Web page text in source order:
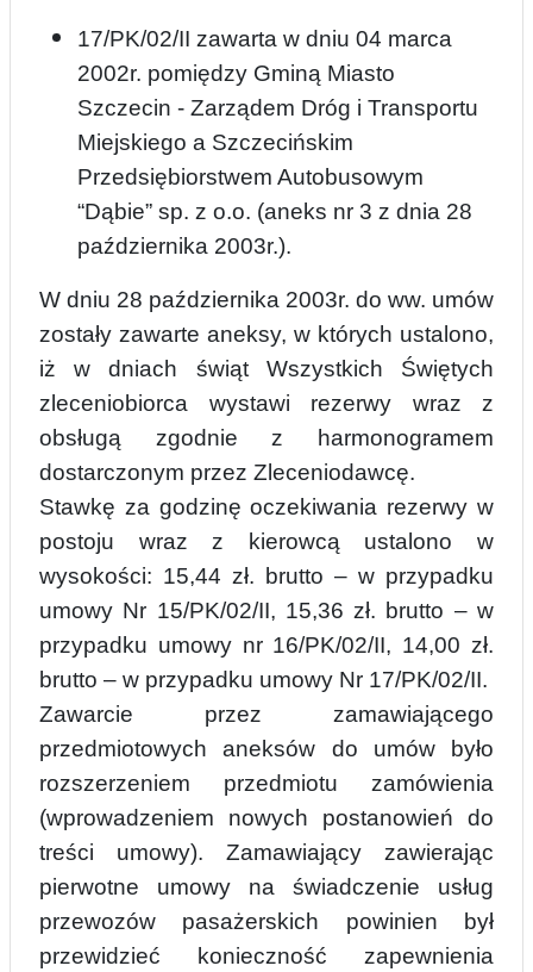
17/PK/02/II zawarta w dniu 04 marca
2002r. pomiędzy Gminą Miasto
Szczecin - Zarządem Dróg i Transportu
Miejskiego a Szczecińskim
Przedsiębiorstwem Autobusowym
“Dąbie” sp. z o.o. (aneks nr 3 z dnia 28
października 2003r.).
W dniu 28 października 2003r. do ww. umów
zostały zawarte aneksy, w których ustalono,
iż w dniach świąt Wszystkich Świętych
zleceniobiorca wystawi rezerwy wraz z
obsługą zgodnie z harmonogramem
dostarczonym przez Zleceniodawcę.
Stawkę za godzinę oczekiwania rezerwy w
postoju wraz z kierowcą ustalono w
wysokości: 15,44 zł. brutto – w przypadku
umowy Nr 15/PK/02/II, 15,36 zł. brutto – w
przypadku umowy nr 16/PK/02/II, 14,00 zł.
brutto – w przypadku umowy Nr 17/PK/02/II.
Zawarcie przez zamawiającego
przedmiotowych aneksów do umów było
rozszerzeniem przedmiotu zamówienia
(wprowadzeniem nowych postanowień do
treści umowy). Zamawiający zawierając
pierwotne umowy na świadczenie usług
przewozów pasażerskich powinien był
przewidzieć konieczność zapewnienia